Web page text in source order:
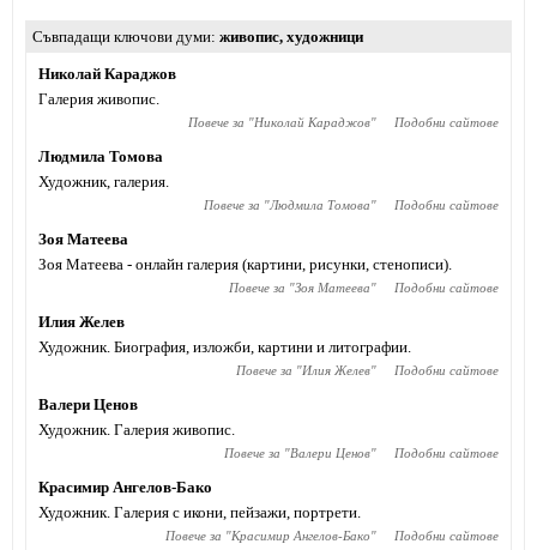
Съвпадащи ключови думи живопис, художници
Николай Караджов
Галерия живопис.
Повече за "Николай Караджов" Подобни сайтове
Людмила Томова
Художник, галерия.
Повече за "Людмила Томова" Подобни сайтове
Зоя Матеева
Зоя Матеева - онлайн галерия (картини, рисунки, стенописи).
Повече за "Зоя Матеева" Подобни сайтове
Илия Желев
Художник. Биография, изложби, картини и литографии.
Повече за "Илия Желев" Подобни сайтове
Валери Ценов
Художник. Галерия живопис.
Повече за "Валери Ценов" Подобни сайтове
Красимир Ангелов-Бако
Художник. Галерия с икони, пейзажи, портрети.
Повече за "Красимир Ангелов-Бако" Подобни сайтове